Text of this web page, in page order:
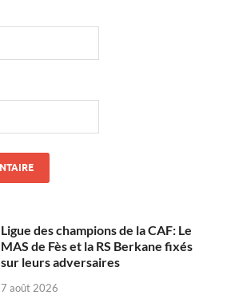
Ligue des champions de la CAF: Le
MAS de Fès et la RS Berkane fixés
sur leurs adversaires
7 août 2026